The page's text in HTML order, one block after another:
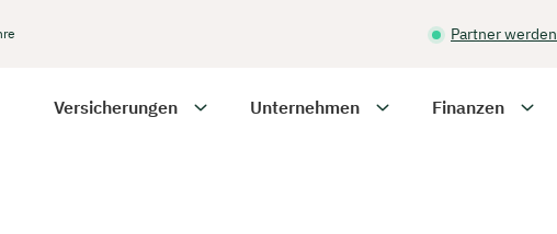
Partner werden
Versicherungen Unternehmen Finanzen